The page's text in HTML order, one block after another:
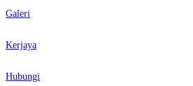
Galeri
Kerjaya
Hubungi